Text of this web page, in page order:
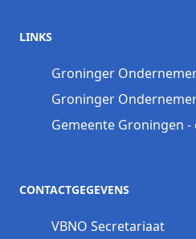
LINKS
Groninger
Groninger
Gemeente Groningen
CONTACTGEGEVENS
VBNO Secretariaat